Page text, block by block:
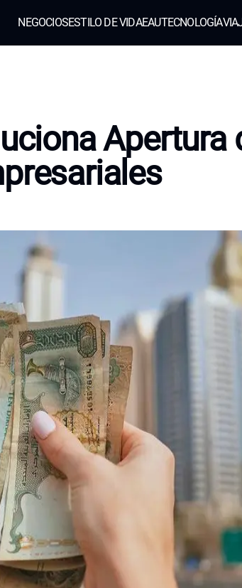
NEGOCIOSESTILO DE VIDAEAUTECNOLOGÍA
Apertura